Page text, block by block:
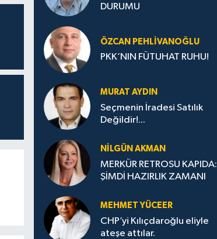
DURUMU
ÖZCAN PEHLIVANOĞLU
PKK’NIN FÜTUHAT RUHU!
MURAT AYDIN
Seçmenin İradesi Satılık
Değildir!...
NILGÜN AKMAN
MERKÜR RETROSU KAPIDA:
ŞİMDİ HAZIRLIK ZAMANI
MEHMET YÜCEER
CHP’yi Kılıçdaroğlu eliyle
ateşe attılar.